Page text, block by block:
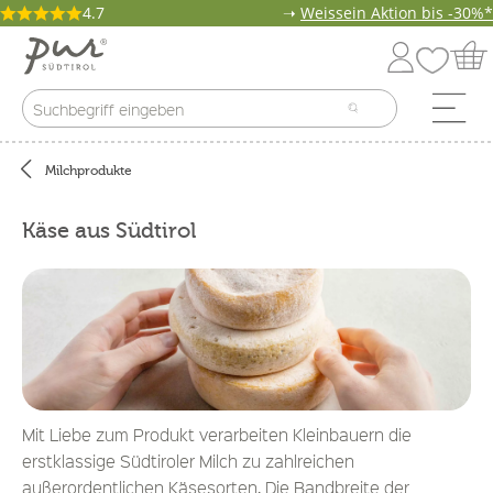
4.7 ➝ Weissein Aktion bis -30%*
Milchprodukte
Käse aus Südtirol
Mit Liebe zum Produkt verarbeiten Kleinbauern die
erstklassige Südtiroler Milch zu zahlreichen
außerordentlichen Käsesorten. Die Bandbreite der